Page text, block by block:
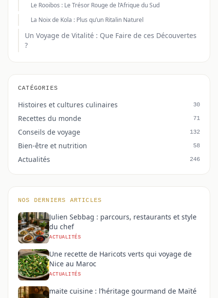
Le Rooibos : Le Trésor Rouge de l’Afrique du Sud
La Noix de Kola : Plus qu’un Ritalin Naturel
Un Voyage de Vitalité : Que Faire de ces Découvertes
?
CATÉGORIES
Histoires et cultures culinaires 30
Recettes du monde 71
Conseils de voyage 132
Bien-être et nutrition 58
Actualités 246
NOS DERNIERS ARTICLES
Julien Sebbag : parcours, restaurants et style
du chef
ACTUALITÉS
Une recette de Haricots verts qui voyage de
Nice au Maroc
ACTUALITÉS
maite cuisine : l’héritage gourmand de Maïté